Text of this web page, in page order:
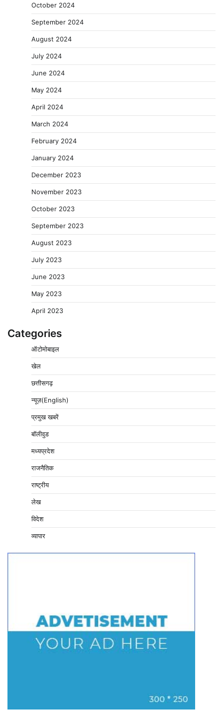
October 2024
September 2024
August 2024
July 2024
June 2024
May 2024
April 2024
March 2024
February 2024
January 2024
December 2023
November 2023
October 2023
September 2023
August 2023
July 2023
June 2023
May 2023
April 2023
Categories
ऑटोमोबाइल
खेल
छत्तीसगढ़
न्यूज़(English)
प्रमुख खबरें
बॉलीवुड
मध्यप्रदेश
राजनैतिक
राष्ट्रीय
लेख
विदेश
व्यापार